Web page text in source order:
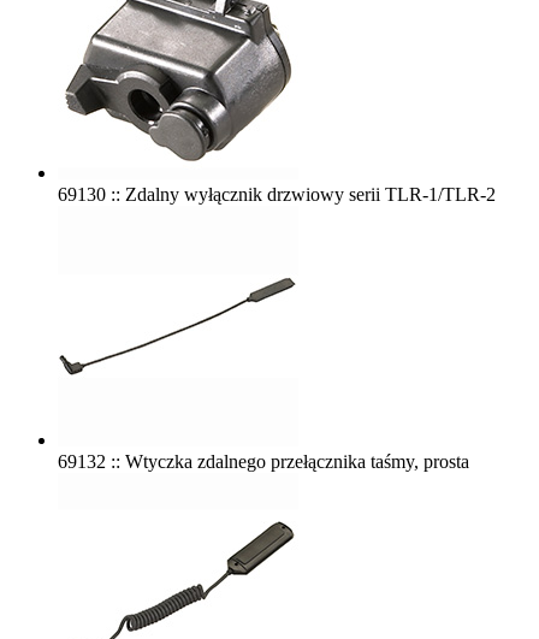
69130 :: Zdalny wyłącznik drzwiowy serii TLR-1/TLR-2
69132 :: Wtyczka zdalnego przełącznika taśmy, prosta